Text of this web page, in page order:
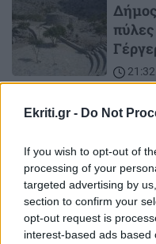
Ekriti.gr - Do Not
If you wish to opt-out of
processing of your
targeted advertising by
section to confirm your
opt-out request is
interest-based ads
Δήμος
Image
από